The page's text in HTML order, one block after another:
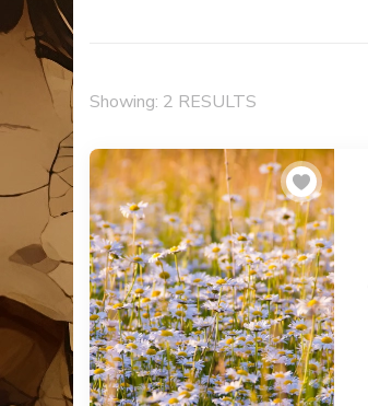
Showing: 2 RESULTS